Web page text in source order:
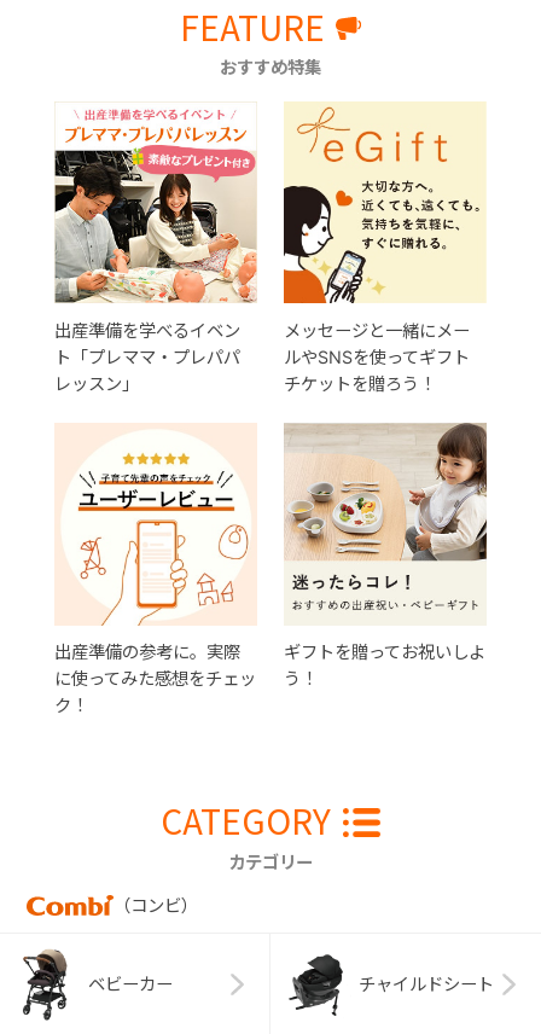
FEATURE
おすすめ特集
出産準備を学べるイベン
ト「プレママ・プレパパ
レッスン」
メッセージと一緒にメー
ルやSNSを使ってギフト
チケットを贈ろう！
出産準備の参考に。実際
に使ってみた感想をチェッ
ク！
ギフトを贈ってお祝いしよ
う！
CATEGORY
カテゴリー
（コンビ）
ベビーカー チャイルドシート